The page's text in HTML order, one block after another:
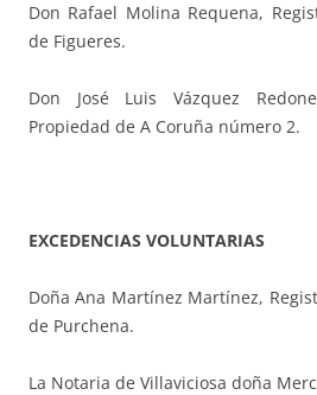
Don Rafael Molina Requena,
de Figueres.
Don José Luis Vázquez
Propiedad de A Coruña número 2.
EXCEDENCIAS VOLUNTARIAS
Doña Ana Martínez Martínez,
de Purchena.
La Notaria de Villaviciosa doña